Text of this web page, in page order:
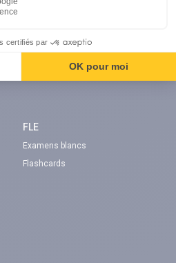
Chaîne Youtube Code de la route
FLE
Examens blancs
Flashcards